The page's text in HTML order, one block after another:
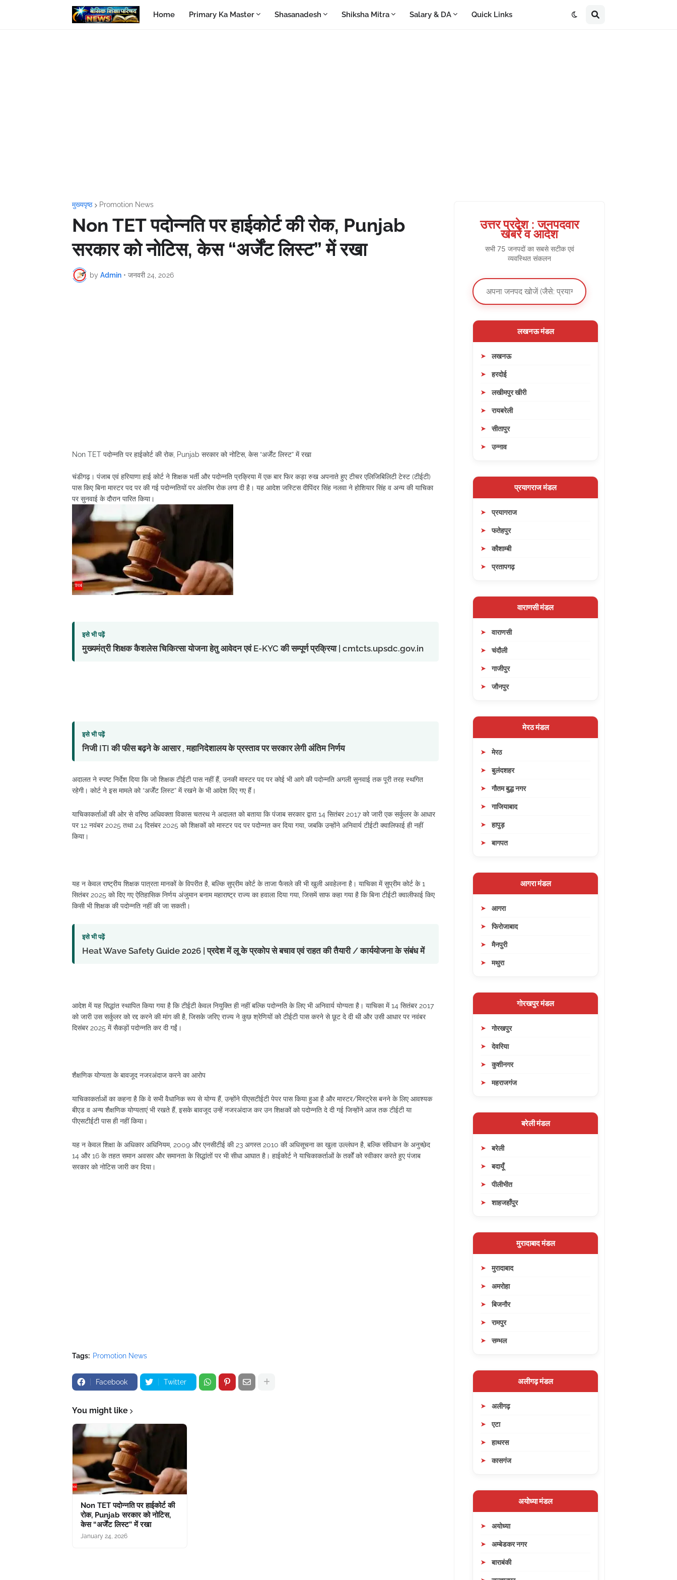
Home Primary Ka Master Shasanadesh Shiksha Mitra Salary & DA Quick Links
मुख्यपृष्ठ Promotion News
Non TET पदोन्नति पर हाईकोर्ट की रोक, Punjab
सरकार को नोटिस, केस “अर्जेंट लिस्ट” में रखा
by Admin • जनवरी 24, 2026
Non TET पदोन्नति पर हाईकोर्ट की रोक, Punjab सरकार को नोटिस, केस “अर्जेंट लिस्ट” में रखा
चंडीगढ़। पंजाब एवं हरियाणा हाई कोर्ट ने शिक्षक भर्ती और पदोन्नति प्रक्रिया में एक बार फिर कड़ा रुख अपनाते हुए टीचर एलिजिबिलिटी टेस्ट (टीईटी)
पास किए बिना मास्टर पद पर की गई पदोन्नतियों पर अंतरिम रोक लगा दी है। यह आदेश जस्टिस दीपिंदर सिंह नलवा ने होशियार सिंह व अन्य की याचिका
पर सुनवाई के दौरान पारित किया।
इसे भी पढ़ें
मुख्यमंत्री शिक्षक कैशलेस चिकित्सा योजना हेतु आवेदन एवं E-KYC की सम्पूर्ण प्रक्रिया | cmtcts.upsdc.gov.in
इसे भी पढ़ें
निजी ITI की फीस बढ़ने के आसार , महानिदेशालय के प्रस्ताव पर सरकार लेगी अंतिम निर्णय
अदालत ने स्पष्ट निर्देश दिया कि जो शिक्षक टीईटी पास नहीं हैं, उनकी मास्टर पद पर कोई भी आगे की पदोन्नति अगली सुनवाई तक पूरी तरह स्थगित
रहेगी। कोर्ट ने इस मामले को “अर्जेंट लिस्ट” में रखने के भी आदेश दिए गए हैं।
याचिकाकर्ताओं की ओर से वरिष्ठ अधिवक्ता विकास चतरथ ने अदालत को बताया कि पंजाब सरकार द्वारा 14 सितंबर 2017 को जारी एक सर्कुलर के आधार
पर 12 नवंबर 2025 तथा 24 दिसंबर 2025 को शिक्षकों को मास्टर पद पर पदोन्नत कर दिया गया, जबकि उन्होंने अनिवार्य टीईटी क्वालिफाई ही नहीं
किया।
यह न केवल राष्ट्रीय शिक्षक पात्रता मानकों के विपरीत है, बल्कि सुप्रीम कोर्ट के ताजा फैसले की भी खुली अवहेलना है। याचिका में सुप्रीम कोर्ट के 1
सितंबर 2025 को दिए गए ऐतिहासिक निर्णय अंजुमान बनाम महाराष्ट्र राज्य का हवाला दिया गया, जिसमें साफ कहा गया है कि बिना टीईटी क्वालीफाई किए
किसी भी शिक्षक की पदोन्नति नहीं की जा सकती।
इसे भी पढ़ें
Heat Wave Safety Guide 2026 | प्रदेश में लू के प्रकोप से बचाव एवं राहत की तैयारी / कार्ययोजना के संबंध में
आदेश में यह सिद्धांत स्थापित किया गया है कि टीईटी केवल नियुक्ति ही नहीं बल्कि पदोन्नति के लिए भी अनिवार्य योग्यता है। याचिका में 14 सितंबर 2017
को जारी उस सर्कुलर को रद्द करने की मांग की है, जिसके जरिए राज्य ने कुछ श्रेणियों को टीईटी पास करने से छूट दे दी थी और उसी आधार पर नवंबर
दिसंबर 2025 में सैकड़ों पदोन्नति कर दी गईं।
शैक्षणिक योग्यता के बावजूद नजरअंदाज करने का आरोप
याचिकाकर्ताओं का कहना है कि वे सभी वैधानिक रूप से योग्य हैं, उन्होंने पीएसटीईटी पेपर पास किया हुआ है और मास्टर/मिस्ट्रेस बनने के लिए आवश्यक
बीएड व अन्य शैक्षणिक योग्यताएं भी रखते हैं, इसके बावजूद उन्हें नजरअंदाज कर उन शिक्षकों को पदोन्नति दे दी गई जिन्होंने आज तक टीईटी या
पीएसटीईटी पास ही नहीं किया।
यह न केवल शिक्षा के अधिकार अधिनियम, 2009 और एनसीटीई की 23 अगस्त 2010 की अधिसूचना का खुला उल्लंघन है, बल्कि संविधान के अनुच्छेद
14 और 16 के तहत समान अवसर और समानता के सिद्धांतों पर भी सीधा आघात है। हाईकोर्ट ने याचिकाकर्ताओं के तर्कों को स्वीकार करते हुए पंजाब
सरकार को नोटिस जारी कर दिया।
Tags: Promotion News
Facebook Twitter
You might like
Non TET पदोन्नति पर हाईकोर्ट की
रोक, Punjab सरकार को नोटिस,
केस “अर्जेंट लिस्ट” में रखा
January 24, 2026
उत्तर प्रदेश : जनपदवार
खबरें व आदेश
सभी 75 जनपदों का सबसे सटीक एवं
व्यवस्थित संकलन
लखनऊ मंडल
लखनऊ
हरदोई
लखीमपुर खीरी
रायबरेली
सीतापुर
उन्नाव
प्रयागराज मंडल
प्रयागराज
फतेहपुर
कौशाम्बी
प्रतापगढ़
वाराणसी मंडल
वाराणसी
चंदौली
गाजीपुर
जौनपुर
मेरठ मंडल
मेरठ
बुलंदशहर
गौतम बुद्ध नगर
गाजियाबाद
हापुड़
बागपत
आगरा मंडल
आगरा
फिरोजाबाद
मैनपुरी
मथुरा
गोरखपुर मंडल
गोरखपुर
देवरिया
कुशीनगर
महराजगंज
बरेली मंडल
बरेली
बदायूँ
पीलीभीत
शाहजहाँपुर
मुरादाबाद मंडल
मुरादाबाद
अमरोहा
बिजनौर
रामपुर
सम्भल
अलीगढ़ मंडल
अलीगढ़
एटा
हाथरस
कासगंज
अयोध्या मंडल
अयोध्या
अम्बेडकर नगर
बाराबंकी